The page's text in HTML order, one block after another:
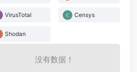
VirusTotal Censys
Shodan
没有数据！